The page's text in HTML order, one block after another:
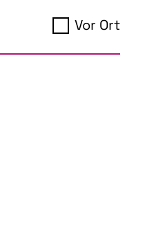
Vor Ort